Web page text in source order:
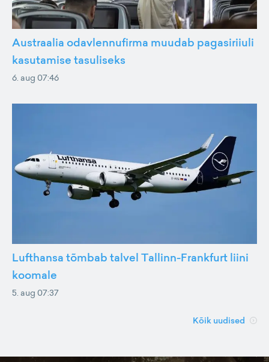
Austraalia odavlennufirma muudab pagasiriiuli
kasutamise tasuliseks
6. aug 07:46
Lufthansa tõmbab talvel Tallinn-Frankfurt liini
koomale
5. aug 07:37
Kõik uudised